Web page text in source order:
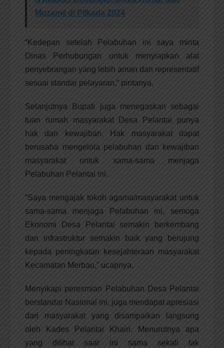
Muzamil di Pilkada 2024
“Kedepan setelah Pelabuhan ini saya minta
Dinas Perhubungan untuk menyiapkan alat
penyebrangan yang lebih aman dan representatif
sesuai standar pelayaran,” pintanya.
Selanjutnya Bupati juga menegaskan sebagai
tuan rumah masyarakat Desa Pelantai punya
hak dan kewajiban. Hak masyarakat dapat
berusaha mengelola pelabuhan dan kewajiban
masyarakat untuk sama-sama menjaga
Pelabuhan Pelantai ini.
“Saya mengajak tokoh agama/masyarakat untuk
sama-sama menjaga Pelabuhan ini, semoga
Ekonomi Desa Pelantai semakin berkembang
dan infrastruktur semakin baik yang berujung
kepada peningkatan kesejahteraan masyarakat
Kecamatan Merbau,” ucapnya.
Menyikapi peresmian Pelabuhan Desa Pelantai
berstandar Nasional ini, juga mendapat apresiasi
dari masyarakat yang disampaikan langsung
oleh Kades Pelantai Khairi. Menurutnya apa
yang dilihat saat ini sama sekali tak